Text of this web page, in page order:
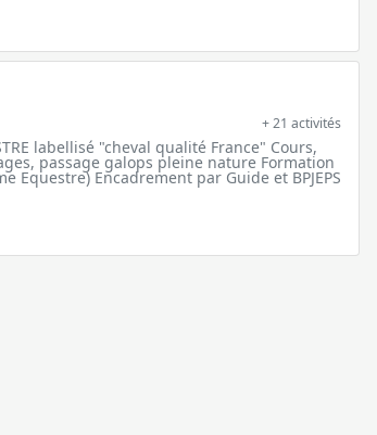
+ 21 activités
labellisé "cheval qualité France" Cours,
passage galops pleine nature Formation
Equestre) Encadrement par Guide et BPJEPS